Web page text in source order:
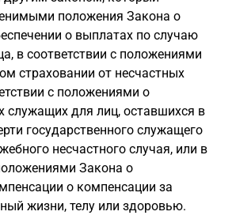
положения Закона о
о выплатах по случаю
в соответствии с положениями
страховании от несчастных
с положениями о
служащих для лиц, оставшихся в
государственного служащего
несчастного случая, или в
Закона о
о компенсации за
жизни, телу или здоровью.